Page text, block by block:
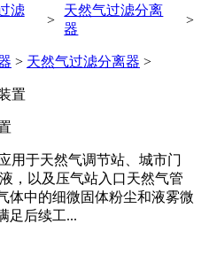
滤
>
天然气过滤分离
器
>
> 天然气过滤分离器 >
用于天然气调节站、城市门
，以及压气站入口天然气管
体中的细微固体粉尘和液雾微
足后续工...